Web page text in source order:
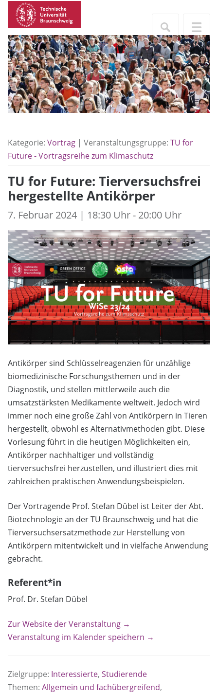
Kategorie: Vortrag | Veranstaltungsgruppe: TU for
Future - Vortragsreihe zum Klimaschutz
TU for Future: Tierversuchsfrei
hergestellte Antikörper
7. Februar 2024 | 18:30 Uhr - 20:00 Uhr
Antikörper sind Schlüsselreagenzien für unzählige
biomedizinische Forschungsthemen und in der
Diagnostik, und stellen mittlerweile auch die
umsatzstärksten Medikamente weltweit. Jedoch wird
immer noch eine große Zahl von Antikörpern in Tieren
hergestellt, obwohl es Alternativmethoden gibt. Diese
Vorlesung führt in die heutigen Möglichkeiten ein,
Antikörper nachhaltiger und vollständig
tierversuchsfrei herzustellen, und illustriert dies mit
zahlreichen praktischen Anwendungsbeispielen.
Der Vortragende Prof. Stefan Dübel ist Leiter der Abt.
Biotechnologie an der TU Braunschweig und hat die
Tierversuchsersatzmethode zur Herstellung von
Antikörpern mitentwickelt und in vielfache Anwendung
gebracht.
Referent*in
Prof. Dr. Stefan Dübel
Zur Website der Veranstaltung →
Veranstaltung im Kalender speichern →
Zielgruppe: Interessierte, Studierende
Themen: Allgemein und fachübergreifend,